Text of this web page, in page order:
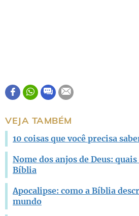
VEJA TAMBÉM
10 coisas que você precisa
Nome dos anjos de Deus:
Bíblia
Apocalipse: como a Bíblia
mundo